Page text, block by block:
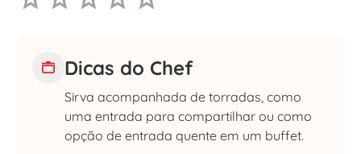
Dicas do Chef
Sirva acompanhada de torradas, como
uma entrada para compartilhar ou como
opção de entrada quente em um buffet.